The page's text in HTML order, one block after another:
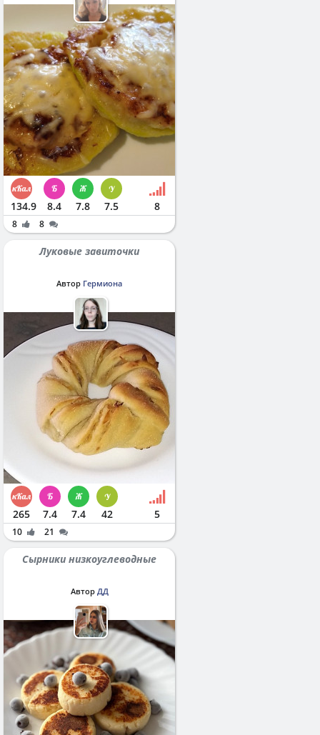
134.9 8.4 7.8 7.5 8
8 8
Луковые завиточки
Автор Гермиона
265 7.4 7.4 42 5
10 21
Сырники низкоуглеводные
Автор ДД